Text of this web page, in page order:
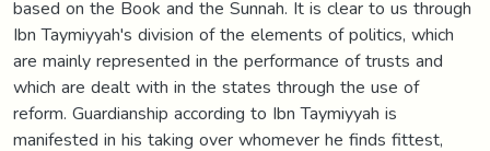
based on the Book and the Sunnah. It is clear to us through
Ibn Taymiyyah's division of the elements of politics, which
are mainly represented in the performance of trusts and
which are dealt with in the states through the use of
reform. Guardianship according to Ibn Taymiyyah is
manifested in his taking over whomever he finds fittest,